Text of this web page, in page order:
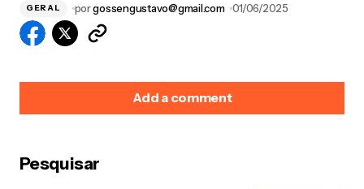
GERAL porgossengustavo@gmail.com 01/06/2025
Add a comment
Pesquisar